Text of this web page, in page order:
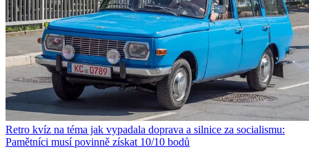
Retro kvíz na téma jak vypadala doprava a silnice za socialismu:
Pamětníci musí povinně získat 10/10 bodů